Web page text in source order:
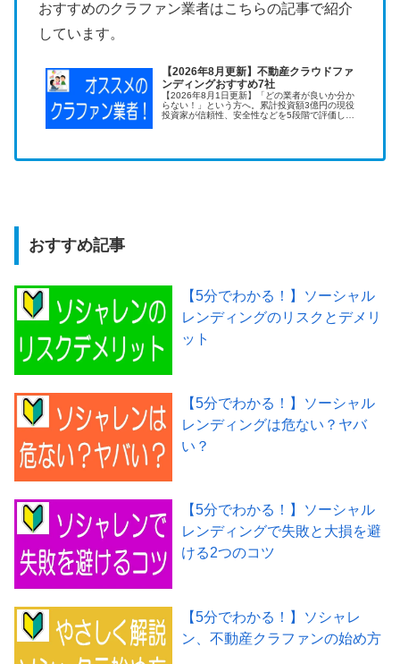
おすすめのクラファン業者はこちらの記事で紹介
しています。
【2026年8月更新】不動産クラウドファ
ンディングおすすめ7社
【2026年8月1日更新】「どの業者が良いか分か
らない！」という方へ。累計投資額3億円の現役
投資家が信頼性、安全性などを5段階で評価しオ
おすすめ記事
【5分でわかる！】ソーシャル
レンディングのリスクとデメリ
ット
【5分でわかる！】ソーシャル
レンディングは危ない？ヤバ
い？
【5分でわかる！】ソーシャル
レンディングで失敗と大損を避
ける2つのコツ
【5分でわかる！】ソシャレ
ン、不動産クラファンの始め方